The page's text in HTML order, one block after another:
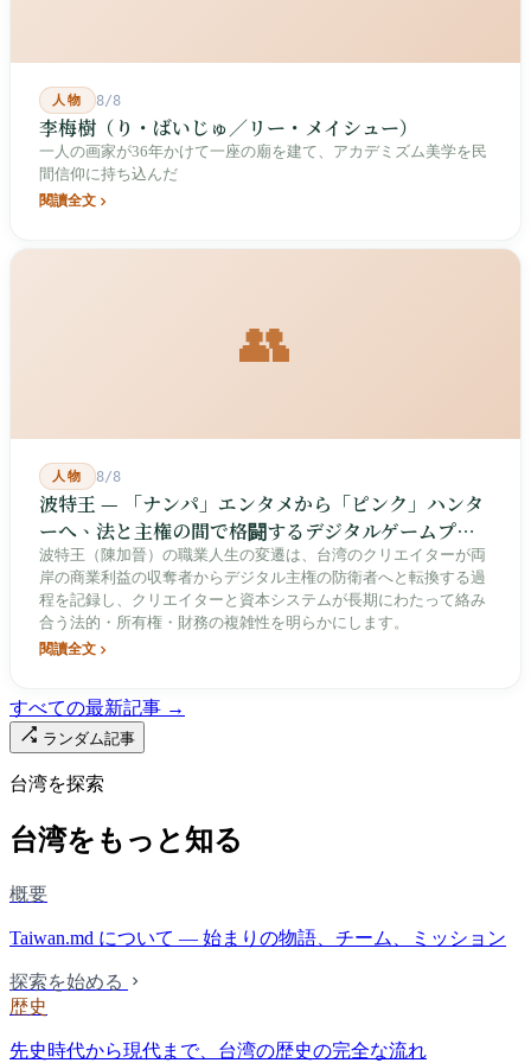
人物 8/8
李梅樹（り・ばいじゅ／リー・メイシュー）
一人の画家が36年かけて一座の廟を建て、アカデミズム美学を民
間信仰に持ち込んだ
閱讀全文
👥
人物 8/8
波特王 — 「ナンパ」エンタメから「ピンク」ハンタ
ーへ、法と主権の間で格闘するデジタルゲームプレ
イヤー
波特王（陳加晉）の職業人生の変遷は、台湾のクリエイターが両
岸の商業利益の収奪者からデジタル主権の防衛者へと転換する過
程を記録し、クリエイターと資本システムが長期にわたって絡み
合う法的・所有権・財務の複雑性を明らかにします。
閱讀全文
すべての最新記事 →
ランダム記事
台湾を探索
台湾をもっと知る
概要
Taiwan.md について — 始まりの物語、チーム、ミッション
探索を始める
歴史
先史時代から現代まで、台湾の歴史の完全な流れ